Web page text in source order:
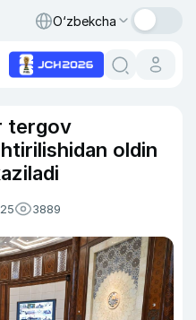
O‘zbekcha
tergov
oldin
3889